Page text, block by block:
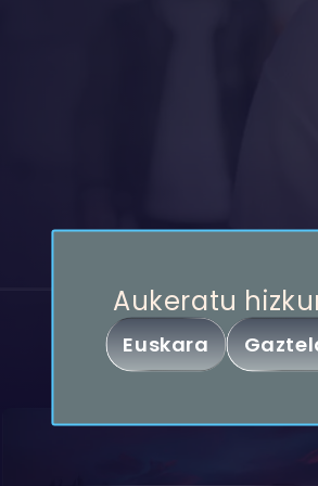
Aukeratu
Euskara
Ur handitan